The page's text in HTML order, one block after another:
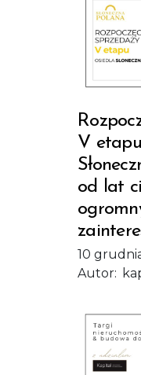
V
od lat
10
Autor: